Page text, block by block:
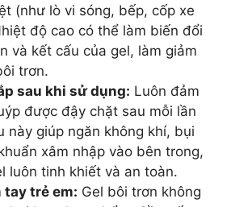
(như lò vi sóng, bếp, cốp xe
độ cao có thể làm biến đổi
và kết cấu của gel, làm giảm
trơn.
sau khi sử dụng: Luôn đảm
được đậy chặt sau mỗi lần
này giúp ngăn không khí, bụi
xâm nhập vào bên trong,
luôn tinh khiết và an toàn.
tay trẻ em: Gel bôi trơn không